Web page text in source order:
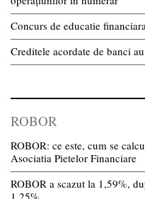
Concurs de educatie
Creditele acordate de banci
ROBOR
ROBOR: ce este, cum se
Asociatia Pietelor Financiare
ROBOR a scazut la 1,59%,